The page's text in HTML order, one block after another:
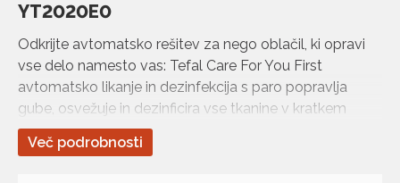
YT2020E0
Odkrijte avtomatsko rešitev za nego oblačil, ki opravi
vse delo namesto vas: Tefal Care For You First
avtomatsko likanje in dezinfekcija s paro popravlja
gube, osvežuje in dezinficira vse tkanine v kratkem
času, tudi tiste najbolj občutljive – za…
Več podrobnosti